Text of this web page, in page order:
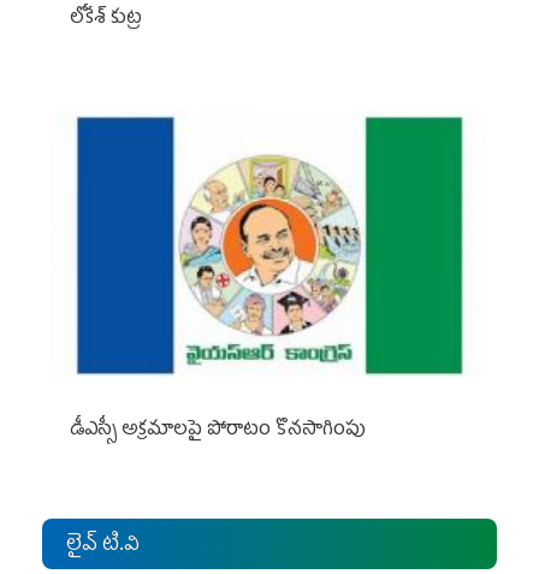
లోకేశ్ కుట్ర
డీఎస్సీ అక్రమాలపై పోరాటం కొనసాగింపు
లైవ్ టి.వి